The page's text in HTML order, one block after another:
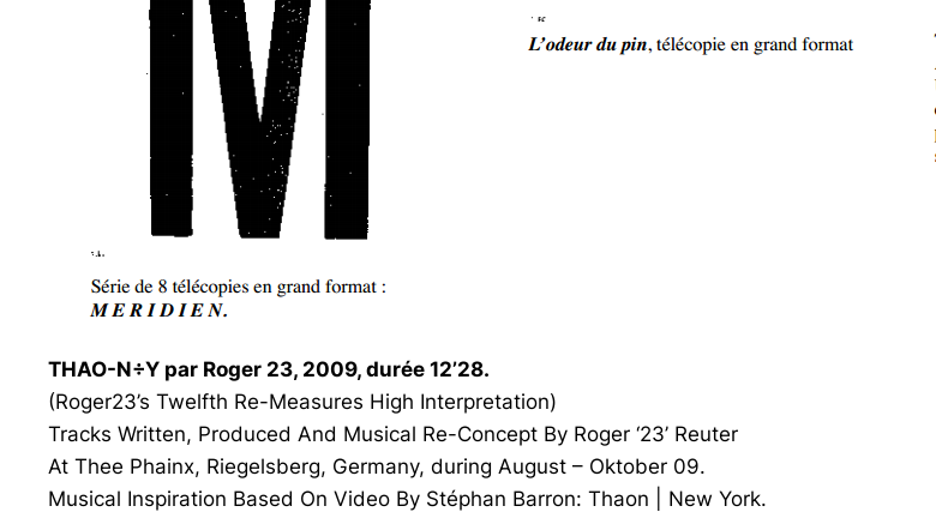
THAO-N÷Y par Roger 23, 2009, durée 12’28.
(Roger23’s Twelfth Re-Measures High Interpretation)
Tracks Written, Produced And Musical Re-Concept By Roger ‘23’ Reuter
At Thee Phainx, Riegelsberg, Germany, during August – Oktober 09.
Musical Inspiration Based On Video By Stéphan Barron: Thaon | New York.